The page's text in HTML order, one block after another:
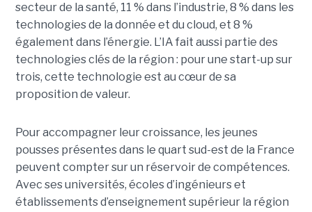
secteur de la santé, 11 % dans l’industrie, 8 % dans les
technologies de la donnée et du cloud, et 8 %
également dans l’énergie. L’IA fait aussi partie des
technologies clés de la région : pour une start-up sur
trois, cette technologie est au cœur de sa
proposition de valeur.
Pour accompagner leur croissance, les jeunes
pousses présentes dans le quart sud-est de la France
peuvent compter sur un réservoir de compétences.
Avec ses universités, écoles d’ingénieurs et
établissements d’enseignement supérieur la région